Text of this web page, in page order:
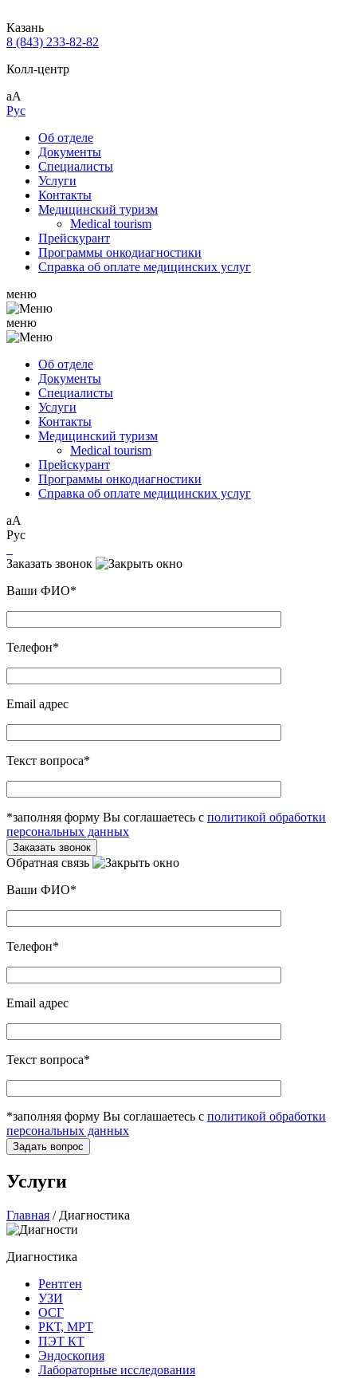
Казань
8 (843) 233-82-82
Колл-центр
аА
Рус
Об отделе
Документы
Специалисты
Услуги
Контакты
Медицинский туризм
Medical tourism
Прейскурант
Программы онкодиагностики
Справка об оплате медицинских услуг
меню
меню
Об отделе
Документы
Специалисты
Услуги
Контакты
Медицинский туризм
Medical tourism
Прейскурант
Программы онкодиагностики
Справка об оплате медицинских услуг
аА
Рус
Заказать звонок
Ваши ФИО*
Телефон*
Email адрес
Текст вопроса*
*заполняя форму Вы соглашаетесь с политикой обработки
персональных данных
Обратная связь
Ваши ФИО*
Телефон*
Email адрес
Текст вопроса*
*заполняя форму Вы соглашаетесь с политикой обработки
персональных данных
Услуги
Главная / Диагностика
Диагностика
Рентген
УЗИ
ОСГ
РКТ, МРТ
ПЭТ КТ
Эндоскопия
Лабораторные исследования